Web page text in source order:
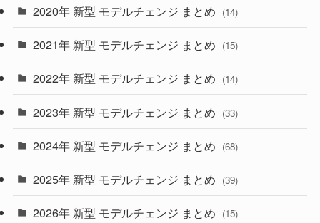
(10)
(9)
(22)
(4)
(9)
(4)
2020年 新型 モデルチェンジ まとめ (14)
2021年 新型 モデルチェンジ まとめ (15)
2022年 新型 モデルチェンジ まとめ (14)
2023年 新型 モデルチェンジ まとめ (33)
2024年 新型 モデルチェンジ まとめ (68)
2025年 新型 モデルチェンジ まとめ (39)
2026年 新型 モデルチェンジ まとめ (15)